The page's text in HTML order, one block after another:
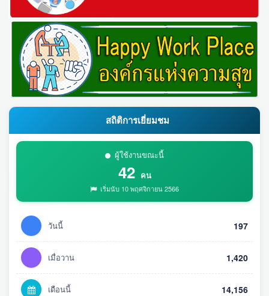
สถิติการเยี่ยมชม
ผู้ใช้งานขณะนี้
42 คน
เริ่มนับ 10 พฤศจิกายน 2566
วันนี้ 197
เมื่อวาน 1,420
เดือนนี้ 14,156